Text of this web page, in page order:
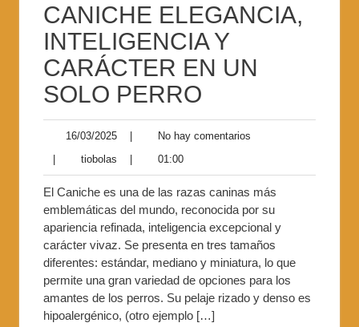
CANICHE ELEGANCIA,
INTELIGENCIA Y
CARÁCTER EN UN
SOLO PERRO
16/03/2025
No hay comentarios
tiobolas 01:00
El Caniche es una de las razas caninas más
emblemáticas del mundo, reconocida por su
apariencia refinada, inteligencia excepcional y
carácter vivaz. Se presenta en tres tamaños
diferentes: estándar, mediano y miniatura, lo que
permite una gran variedad de opciones para los
amantes de los perros. Su pelaje rizado y denso es
hipoalergénico, (otro ejemplo […]